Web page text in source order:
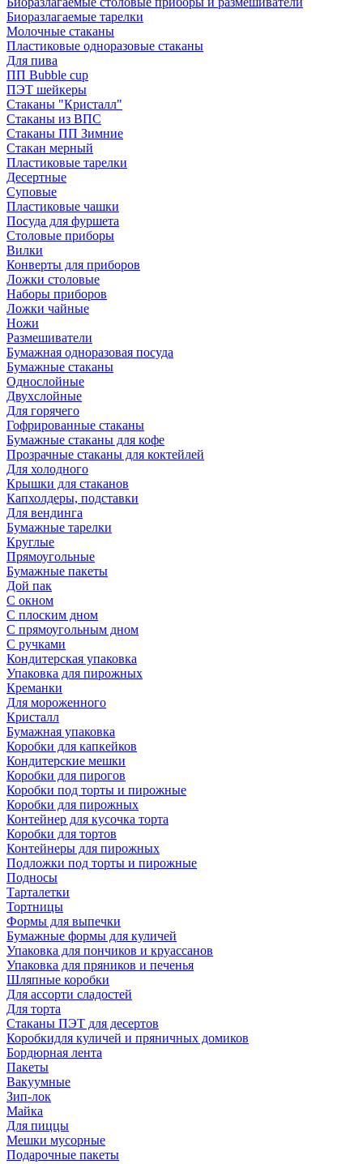
Биоразлагаемые тарелки
Молочные стаканы
Пластиковые одноразовые стаканы
Для пива
ПП Bubble cup
ПЭТ шейкеры
Стаканы "Кристалл"
Стаканы из ВПС
Стаканы ПП Зимние
Стакан мерный
Пластиковые тарелки
Десертные
Суповые
Пластиковые чашки
Посуда для фуршета
Столовые приборы
Вилки
Конверты для приборов
Ложки столовые
Наборы приборов
Ложки чайные
Ножи
Размешиватели
Бумажная одноразовая посуда
Бумажные стаканы
Однослойные
Двухслойные
Для горячего
Гофрированные стаканы
Бумажные стаканы для кофе
Прозрачные стаканы для коктейлей
Для холодного
Крышки для стаканов
Капхолдеры, подставки
Для вендинга
Бумажные тарелки
Круглые
Прямоугольные
Бумажные пакеты
Дой пак
С окном
С плоским дном
С прямоугольным дном
С ручками
Кондитерская упаковка
Упаковка для пирожных
Креманки
Для мороженного
Кристалл
Бумажная упаковка
Коробки для капкейков
Кондитерские мешки
Коробки для пирогов
Коробки под торты и пирожные
Коробки для пирожных
Контейнер для кусочка торта
Коробки для тортов
Контейнеры для пирожных
Подложки под торты и пирожные
Подносы
Тарталетки
Тортницы
Формы для выпечки
Бумажные формы для куличей
Упаковка для пончиков и круассанов
Упаковка для пряников и печенья
Шляпные коробки
Для ассорти сладостей
Для торта
Стаканы ПЭТ для десертов
Коробкидля куличей и пряничных домиков
Бордюрная лента
Пакеты
Вакуумные
Зип-лок
Майка
Для пиццы
Мешки мусорные
Подарочные пакеты